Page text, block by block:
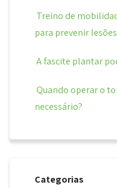
Treino de
para prevenir
A fascite plantar
Quando operar o
necessário?
Categorias